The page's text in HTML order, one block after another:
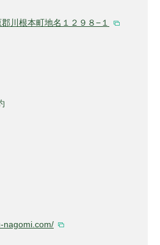
川根本町地名１２９８−１
nagomi.com/